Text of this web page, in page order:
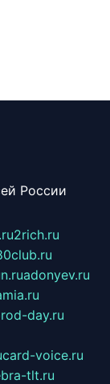
России
2rich.ru
adonyev.ru
day.ru
card-voice.ru
tlt.ru